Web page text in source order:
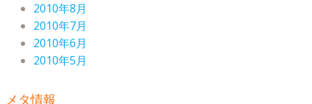
2010年8月
2010年7月
2010年6月
2010年5月
メタ情報